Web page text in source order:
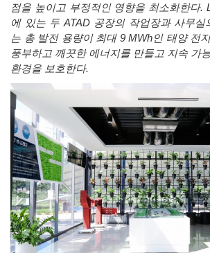
점을 높이고 부정적인 영향을 최소화한다.
에 있는 두 ATAD 공장의 작업장과 사무실
는 총 발전 용량이 최대9 MWh인 태양 전지
풍부하고 깨끗한 에너지를 만들고 지속 가
환경을 보호한다.